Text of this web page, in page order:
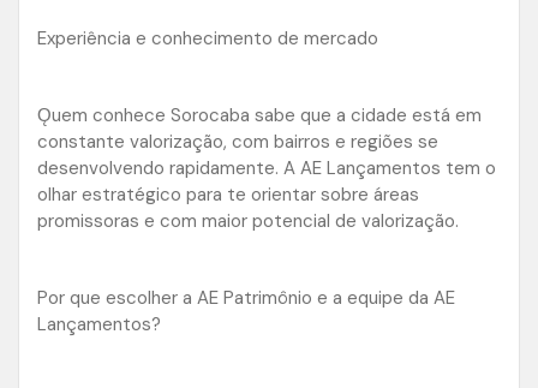
Experiência e conhecimento de mercado
Ǫuem conhece Sorocaba sabe que a cidade está em
constante valorização, com bairros e regiões se
desenvolvendo rapidamente. A AE Lançamentos tem o
olhar estratégico para te orientar sobre áreas
promissoras e com maior potencial de valorização.
Por que escolher a AE Patrimônio e a equipe da AE
Lançamentos?